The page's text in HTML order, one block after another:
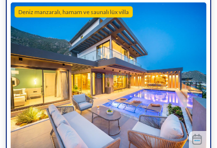
Deniz manzaralı, hamam ve saunalı lüx villa